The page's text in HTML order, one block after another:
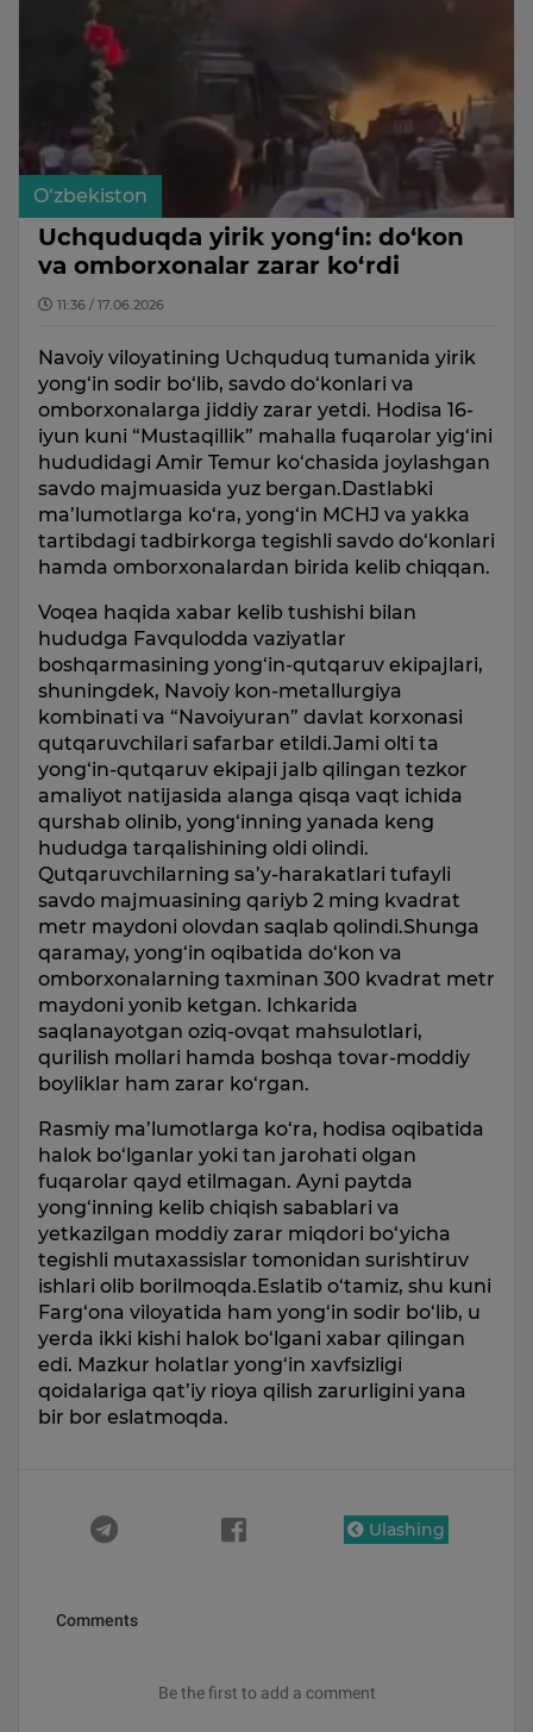
O‘zbekiston
Uchquduqda yirik yong‘in: do‘kon
va omborxonalar zarar ko‘rdi
11:36 / 17.06.2026
Navoiy viloyatining Uchquduq tumanida yirik
yong‘in sodir bo‘lib, savdo do‘konlari va
omborxonalarga jiddiy zarar yetdi. Hodisa 16-
iyun kuni “Mustaqillik” mahalla fuqarolar yig‘ini
hududidagi Amir Temur ko‘chasida joylashgan
savdo majmuasida yuz bergan.Dastlabki
ma’lumotlarga ko‘ra, yong‘in MCHJ va yakka
tartibdagi tadbirkorga tegishli savdo do‘konlari
hamda omborxonalardan birida kelib chiqqan.
Voqea haqida xabar kelib tushishi bilan
hududga Favqulodda vaziyatlar
boshqarmasining yong‘in-qutqaruv ekipajlari,
shuningdek, Navoiy kon-metallurgiya
kombinati va “Navoiyuran” davlat korxonasi
qutqaruvchilari safarbar etildi.Jami olti ta
yong‘in-qutqaruv ekipaji jalb qilingan tezkor
amaliyot natijasida alanga qisqa vaqt ichida
qurshab olinib, yong‘inning yanada keng
hududga tarqalishining oldi olindi.
Qutqaruvchilarning sa’y-harakatlari tufayli
savdo majmuasining qariyb 2 ming kvadrat
metr maydoni olovdan saqlab qolindi.Shunga
qaramay, yong‘in oqibatida do‘kon va
omborxonalarning taxminan 300 kvadrat metr
maydoni yonib ketgan. Ichkarida
saqlanayotgan oziq-ovqat mahsulotlari,
qurilish mollari hamda boshqa tovar-moddiy
boyliklar ham zarar ko‘rgan.
Rasmiy ma’lumotlarga ko‘ra, hodisa oqibatida
halok bo‘lganlar yoki tan jarohati olgan
fuqarolar qayd etilmagan. Ayni paytda
yong‘inning kelib chiqish sabablari va
yetkazilgan moddiy zarar miqdori bo‘yicha
tegishli mutaxassislar tomonidan surishtiruv
ishlari olib borilmoqda.Eslatib o‘tamiz, shu kuni
Farg‘ona viloyatida ham yong‘in sodir bo‘lib, u
yerda ikki kishi halok bo‘lgani xabar qilingan
edi. Mazkur holatlar yong‘in xavfsizligi
qoidalariga qat’iy rioya qilish zarurligini yana
bir bor eslatmoqda.
Ulashing